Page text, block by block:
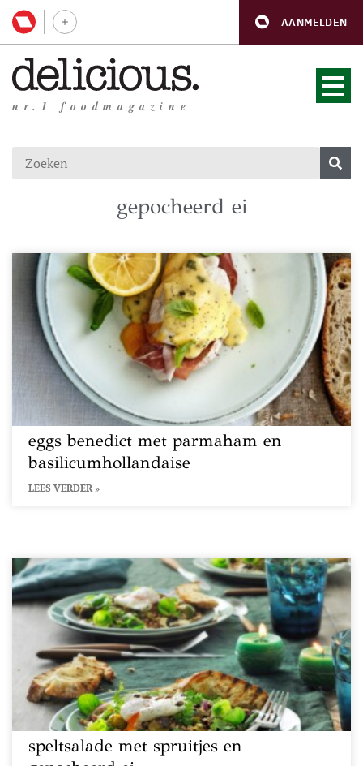
AANMELDEN
nr.1 foodmagazine
gepocheerd ei
eggs benedict met parmaham en
basilicumhollandaise
LEES VERDER »
speltsalade met spruitjes en